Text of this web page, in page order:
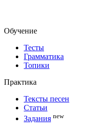
Обучение
Тесты
Грамматика
Топики
Практика
Тексты песен
Статьи
Задания new